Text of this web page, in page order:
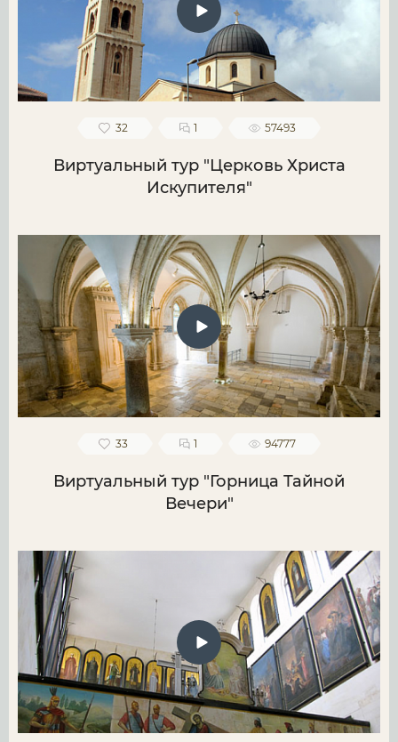
32 1 57493
Виртуальный тур "Церковь Христа
Искупителя"
33 1 94777
Виртуальный тур "Горница Тайной
Вечери"